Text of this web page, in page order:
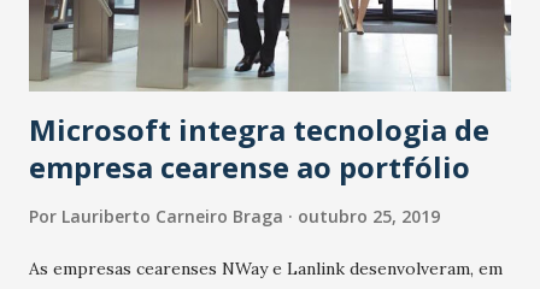
dentistas eleitos por colegas de trabalho como os mais
dedicados. “Médico tem o dom da cura e os dentistas o dom
do sorri...
Microsoft integra tecnologia de
empresa cearense ao portfólio
Por Lauriberto Carneiro Braga outubro 25, 2019
As empresas cearenses NWay e Lanlink desenvolveram, em